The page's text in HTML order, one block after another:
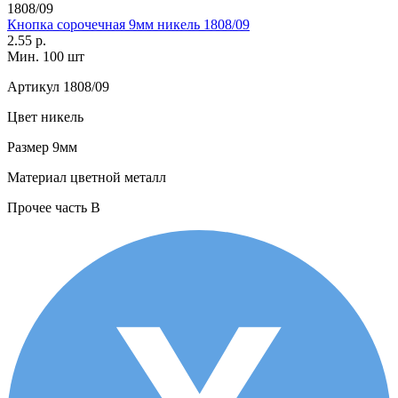
1808/09
Кнопка сорочечная 9мм никель 1808/09
2.55 р.
Мин. 100 шт
Артикул 1808/09
Цвет никель
Размер 9мм
Материал цветной металл
Прочее часть В